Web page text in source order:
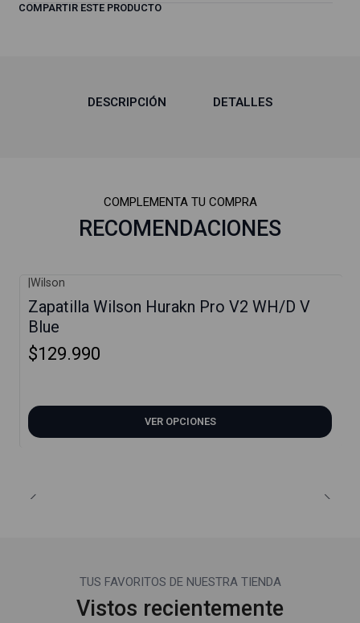
COMPARTIR ESTE PRODUCTO
DESCRIPCIÓN DETALLES
COMPLEMENTA TU COMPRA
RECOMENDACIONES
Wilson
Zapatilla Wilson Hurakn Pro V2 WH/D V
Blue
$129.990
VER OPCIONES
TUS FAVORITOS DE NUESTRA TIENDA
Vistos recientemente